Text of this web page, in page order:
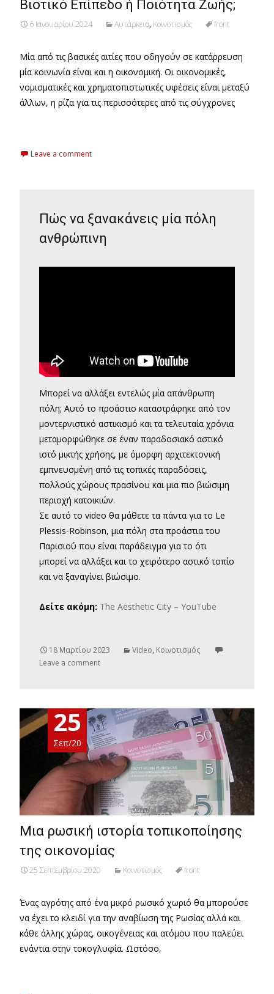
Βιοτικό Επίπεδο ή Ποιότητα Ζωής;
6 Ιανουαρίου 2024 Αυτάρκεια, Κοινοτισμός front
Μία από τις βασικές αιτίες που οδηγούν σε κατάρρευση
μία κοινωνία είναι και η οικονομική. Οι οικονομικές,
νομισματικές και χρηματοπιστωτικές υφέσεις είναι μεταξύ
άλλων, η ρίζα για τις περισσότερες από τις σύγχρονες
Leave a comment
Πώς να ξανακάνεις μία πόλη
ανθρώπινη
Μπορεί να αλλάξει εντελώς μία απάνθρωπη
πόλη; Αυτό το προάστιο καταστράφηκε από τον
μοντερνιστικό αστικισμό και τα τελευταία χρόνια
μεταμορφώθηκε σε έναν παραδοσιακό αστικό
ιστό μικτής χρήσης, με όμορφη αρχιτεκτονική
εμπνευσμένη από τις τοπικές παραδόσεις,
πολλούς χώρους πρασίνου και μια πιο βιώσιμη
περιοχή κατοικιών.
Σε αυτό το video θα μάθετε τα πάντα για το Le
Plessis-Robinson, μια πόλη στα προάστια του
Παρισιού που είναι παράδειγμα για το ότι
μπορεί να αλλάξει και το χειρότερο αστικό τοπίο
και να ξαναγίνει βιώσιμο.
Δείτε ακόμη: The Aesthetic City – YouTube
18 Μαρτίου 2023 Video, Κοινοτισμός
Leave a comment
25
Σεπ/20
Μια ρωσική ιστορία τοπικοποίησης
της οικονομίας
25 Σεπτεμβρίου 2020 Κοινοτισμός front
Ένας αγρότης από ένα μικρό ρωσικό χωριό θα μπορούσε
να έχει το κλειδί για την αναβίωση της Ρωσίας αλλά και
κάθε άλλης χώρας, οικογένειας και ατόμου που παλεύει
ενάντια στην τοκογλυφία. Ωστόσο,